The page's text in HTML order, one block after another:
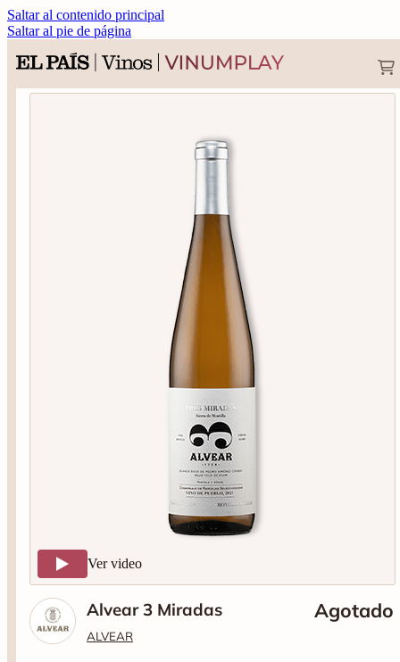
Saltar al contenido principal
Saltar al pie de página
Ver video
Alvear 3 Miradas
ALVEAR
Agotado